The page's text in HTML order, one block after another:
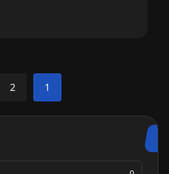
1
2